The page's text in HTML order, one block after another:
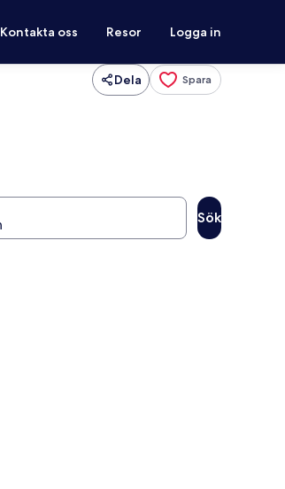
Kontakta oss Resor Logga in
Dela Spara
Sök